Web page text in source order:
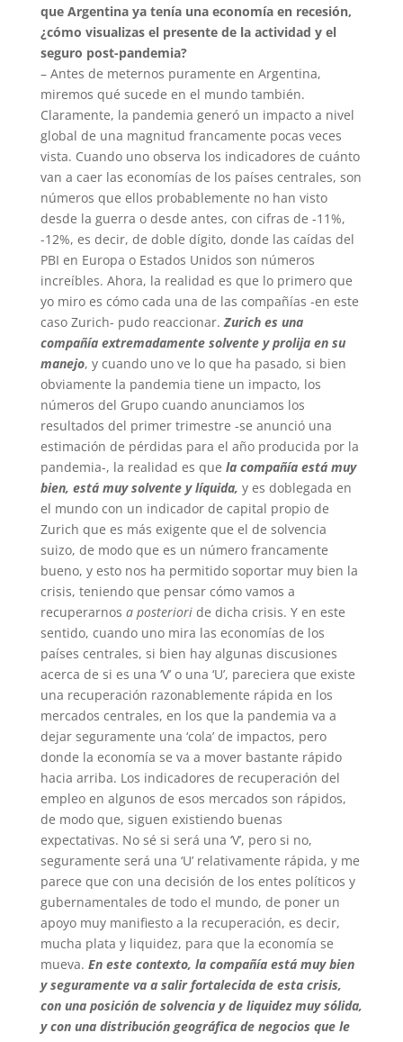
que Argentina ya tenía una economía en recesión,
¿cómo visualizas el presente de la actividad y el
seguro post-pandemia?
– Antes de meternos puramente en Argentina,
miremos qué sucede en el mundo también.
Claramente, la pandemia generó un impacto a nivel
global de una magnitud francamente pocas veces
vista. Cuando uno observa los indicadores de cuánto
van a caer las economías de los países centrales, son
números que ellos probablemente no han visto
desde la guerra o desde antes, con cifras de -11%,
-12%, es decir, de doble dígito, donde las caídas del
PBI en Europa o Estados Unidos son números
increíbles. Ahora, la realidad es que lo primero que
yo miro es cómo cada una de las compañías -en este
caso Zurich- pudo reaccionar. Zurich es una
compañía extremadamente solvente y prolija en su
manejo, y cuando uno ve lo que ha pasado, si bien
obviamente la pandemia tiene un impacto, los
números del Grupo cuando anunciamos los
resultados del primer trimestre -se anunció una
estimación de pérdidas para el año producida por la
pandemia-, la realidad es que la compañía está muy
bien, está muy solvente y líquida, y es doblegada en
el mundo con un indicador de capital propio de
Zurich que es más exigente que el de solvencia
suizo, de modo que es un número francamente
bueno, y esto nos ha permitido soportar muy bien la
crisis, teniendo que pensar cómo vamos a
recuperarnos a posterioride dicha crisis. Y en este
sentido, cuando uno mira las economías de los
países centrales, si bien hay algunas discusiones
acerca de si es una ‘V’ o una ‘U’, pareciera que existe
una recuperación razonablemente rápida en los
mercados centrales, en los que la pandemia va a
dejar seguramente una ‘cola’ de impactos, pero
donde la economía se va a mover bastante rápido
hacia arriba. Los indicadores de recuperación del
empleo en algunos de esos mercados son rápidos,
de modo que, siguen existiendo buenas
expectativas. No sé si será una ‘V’, pero si no,
seguramente será una ‘U’ relativamente rápida, y me
parece que con una decisión de los entes políticos y
gubernamentales de todo el mundo, de poner un
apoyo muy manifiesto a la recuperación, es decir,
mucha plata y liquidez, para que la economía se
mueva. En este contexto, la compañía está muy bien
y seguramente va a salir fortalecida de esta crisis,
con una posición de solvencia y de liquidez muy sólida,
y con una distribución geográfica de negocios que le